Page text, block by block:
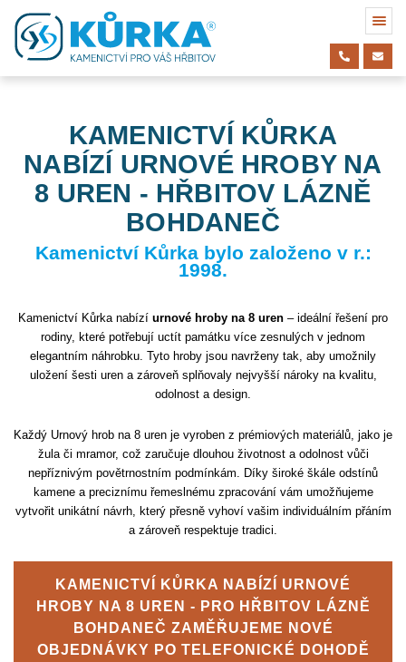
KAMENICTVÍ KŮRKA
NABÍZÍ URNOVÉ HROBY NA
8 UREN - HŘBITOV LÁZNĚ
BOHDANEČ
Kamenictví Kůrka bylo založeno v r.:
1998.
Kamenictví Kůrka nabízí urnové hroby na 8 uren – ideální řešení pro
rodiny, které potřebují uctít památku více zesnulých v jednom
elegantním náhrobku. Tyto hroby jsou navrženy tak, aby umožnily
uložení šesti uren a zároveň splňovaly nejvyšší nároky na kvalitu,
odolnost a design.
Každý Urnový hrob na 8 uren je vyroben z prémiových materiálů, jako je
žula či mramor, což zaručuje dlouhou životnost a odolnost vůči
nepříznivým povětrnostním podmínkám. Díky široké škále odstínů
kamene a preciznímu řemeslnému zpracování vám umožňujeme
vytvořit unikátní návrh, který přesně vyhoví vašim individuálním přáním
a zároveň respektuje tradici.
KAMENICTVÍ KŮRKA NABÍZÍ URNOVÉ
HROBY NA 8 UREN - PRO HŘBITOV LÁZNĚ
BOHDANEČ ZAMĚŘUJEME NOVÉ
OBJEDNÁVKY PO TELEFONICKÉ DOHODĚ